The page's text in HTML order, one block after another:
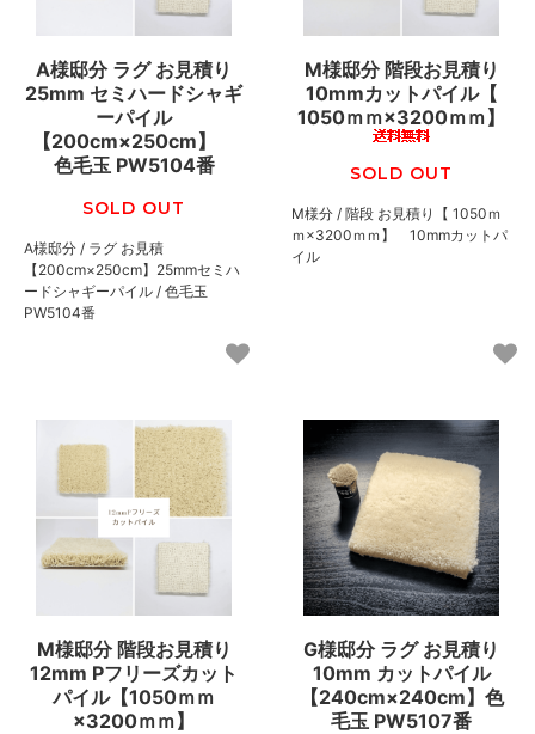
A様邸分 ラグ お見積り
25mm セミハードシャギ
ーパイル
【200cm×250cm】
色毛玉 PW5104番
SOLD OUT
A様邸分 / ラグ お見積
【200cm×250cm】25mmセミハ
ードシャギーパイル / 色毛玉
PW5104番
M様邸分 階段お見積り
10mmカットパイル【
1050ｍｍ×3200ｍｍ】
SOLD OUT
M様分 / 階段 お見積り【 1050ｍ
ｍ×3200ｍｍ】 10mmカットパ
イル
M様邸分 階段お見積り
12mm Pフリーズカット
パイル【1050ｍｍ
×3200ｍｍ】
G様邸分 ラグ お見積り
10mm カットパイル
【240cm×240cm】色
毛玉 PW5107番